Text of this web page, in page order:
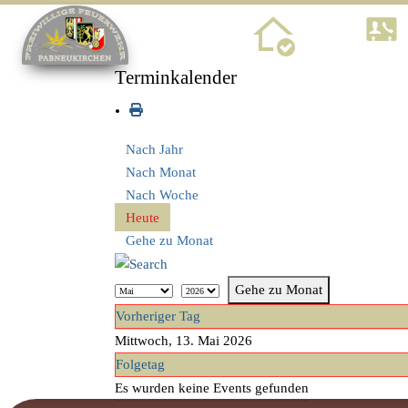
Terminkalender
Nach Jahr
Nach Monat
Nach Woche
Heute
Gehe zu Monat
Gehe zu Monat
Vorheriger Tag
Mittwoch, 13. Mai 2026
Folgetag
Es wurden keine Events gefunden